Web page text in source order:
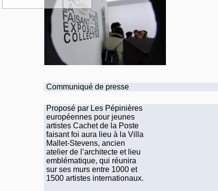
Communiqué de presse
Proposé par Les Pépinières
européennes pour jeunes
artistes Cachet de la Poste
faisant foi aura lieu à la Villa
Mallet-Stevens, ancien
atelier de l’architecte et lieu
emblématique, qui réunira
sur ses murs entre 1000 et
1500 artistes internationaux.